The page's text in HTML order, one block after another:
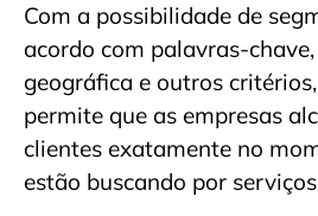
Com a possibilidade de
acordo com palavras-
geográfica e outros
permite que as empresas
clientes exatamente no
estão buscando por